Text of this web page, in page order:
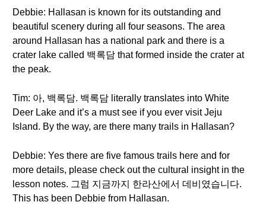
Debbie: Hallasan is known for its outstanding and
beautiful scenery during all four seasons. The area
around Hallasan has a national park and there is a
crater lake called 백록담 that formed inside the crater at
the peak.
Tim: 아, 백록담. 백록담 literally translates into White
Deer Lake and it’s a must see if you ever visit Jeju
Island. By the way, are there many trails in Hallasan?
Debbie: Yes there are five famous trails here and for
more details, please check out the cultural insight in the
lesson notes. 그럼 지금까지 한라산에서 데비였습니다.
This has been Debbie from Hallasan.